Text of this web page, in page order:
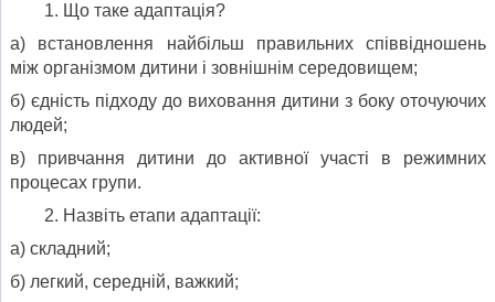
Що таке адаптація?
а) встановлення найбільш правильних співвідношень
між організмом дитини і зовнішнім середовищем;
б) єдність підходу до виховання дитини з боку оточуючих
людей;
в) привчання дитини до активної участі в режимних
процесах групи.
Назвіть етапи адаптації:
а) складний;
б) легкий, середній, важкий;